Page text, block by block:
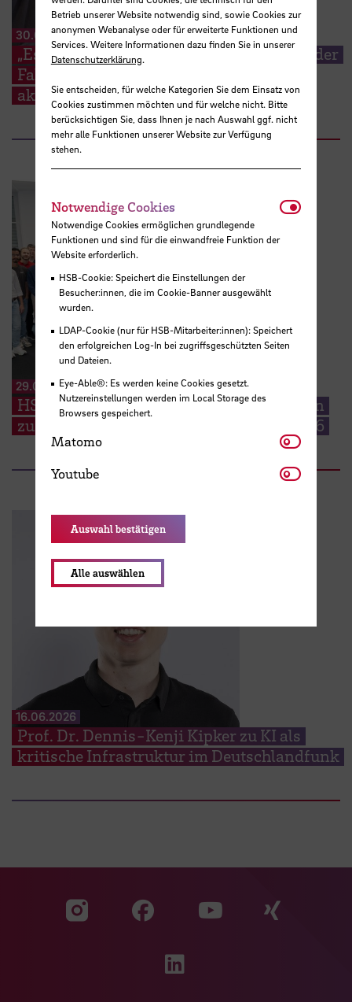
30.06.2026
„Es geht um die Wurst“ – Studierende an der
Fakultät 4 sammeln Ideen für ihre
akademische Zukunft
29.06.2026
HSB begrüßt EMSS Studierende aus Polen
zum Start der EMSS-Industry Week 2026
16.06.2026
Prof. Dr. Dennis-Kenji Kipker zu KI als
kritische Infrastruktur im Deutschlandfunk
Zu unserer Facebook
Zu
Zu unserer
Betrieb unserer Website notwendig sind, sowie Cookies zur
anonymen Webanalyse oder für erweiterte Funktionen und
Services. Weitere Informationen dazu finden Sie in unserer
Datenschutzerklärung.
Sie entscheiden, für welche Kategorien Sie dem Einsatz von
Cookies zustimmen möchten und für welche nicht. Bitte
berücksichtigen Sie, dass Ihnen je nach Auswahl ggf. nicht
mehr alle Funktionen unserer Website zur Verfügung
stehen.
Notwendige Cookies
Notwendige Cookies ermöglichen grundlegende
Funktionen und sind für die einwandfreie Funktion der
Website erforderlich.
HSB-Cookie: Speichert die Einstellungen der
Besucher:innen, die im Cookie-Banner ausgewählt
wurden.
LDAP-Cookie (nur für HSB-Mitarbeiter:innen): Speichert
den erfolgreichen Log-In bei zugriffsgeschützten Seiten
und Dateien.
Eye-Able®: Es werden keine Cookies gesetzt.
Nutzereinstellungen werden im Local Storage des
Browsers gespeichert.
Matomo Matomo
Youtube Youtube
Auswahl bestätigen
Alle auswählen